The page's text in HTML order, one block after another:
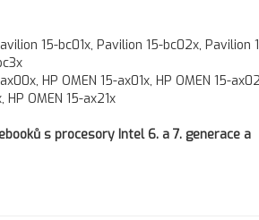
15-bc01x, Pavilion 15-bc02x, Pavilion
HP OMEN 15-ax01x, HP OMEN 15-
HP OMEN 15-ax21x
s procesory Intel 6. a 7. generace a